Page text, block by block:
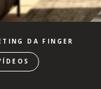
DA FINGER